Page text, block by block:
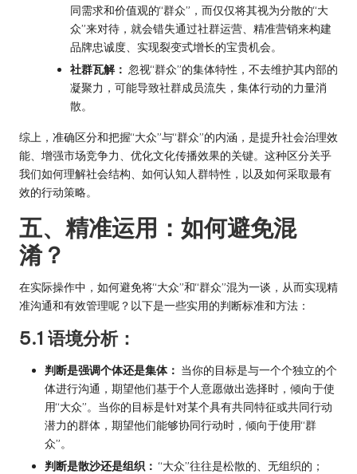
同需求和价值观的“群众”，而仅仅将其视为分散的“大
众”来对待，就会错失通过社群运营、精准营销来构建
品牌忠诚度、实现裂变式增长的宝贵机会。
社群瓦解： 忽视“群众”的集体特性，不去维护其内部的
凝聚力，可能导致社群成员流失，集体行动的力量消
散。
综上，准确区分和把握“大众”与“群众”的内涵，是提升社会治理效
能、增强市场竞争力、优化文化传播效果的关键。这种区分关乎
我们如何理解社会结构、如何认知人群特性，以及如何采取最有
效的行动策略。
五、精准运用：如何避免混
淆？
在实际操作中，如何避免将“大众”和“群众”混为一谈，从而实现精
准沟通和有效管理呢？以下是一些实用的判断标准和方法：
5.1 语境分析：
判断是强调个体还是集体： 当你的目标是与一个个独立的个
体进行沟通，期望他们基于个人意愿做出选择时，倾向于使
用“大众”。当你的目标是针对某个具有共同特征或共同行动
潜力的群体，期望他们能够协同行动时，倾向于使用“群
众”。
判断是散沙还是组织： “大众”往往是松散的、无组织的；